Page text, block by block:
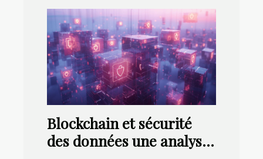
Blockchain et sécurité
des données une analyse